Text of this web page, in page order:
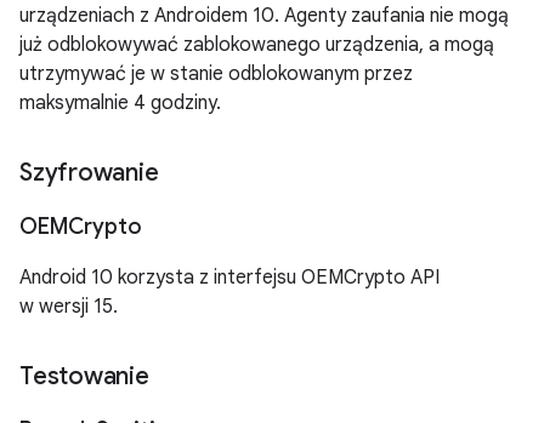
urządzeniach z Androidem 10. Agenty zaufania nie mogą
już odblokowywać zablokowanego urządzenia, a mogą
utrzymywać je w stanie odblokowanym przez
maksymalnie 4 godziny.
Szyfrowanie
OEMCrypto
Android 10 korzysta z interfejsu OEMCrypto API
w wersji 15.
Testowanie